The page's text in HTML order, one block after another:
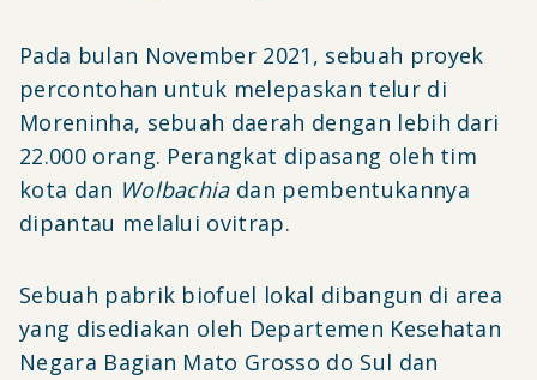
Pada bulan November 2021, sebuah proyek
percontohan untuk melepaskan telur di
Moreninha, sebuah daerah dengan lebih dari
22.000 orang. Perangkat dipasang oleh tim
kota dan Wolbachiadan pembentukannya
dipantau melalui ovitrap.
Sebuah pabrik biofuel lokal dibangun di area
yang disediakan oleh Departemen Kesehatan
Negara Bagian Mato Grosso do Sul dan